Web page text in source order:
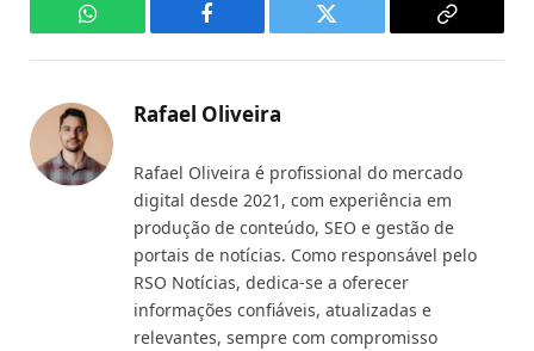
WhatsApp Facebook Twitter
Copy
Rafael Oliveira
Rafael Oliveira é profissional do mercado
digital desde 2021, com experiência em
produção de conteúdo, SEO e gestão de
portais de notícias. Como responsável pelo
RSO Notícias, dedica-se a oferecer
informações confiáveis, atualizadas e
relevantes, sempre com compromisso